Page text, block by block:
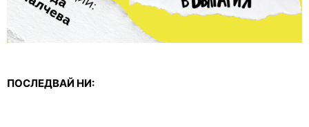
ПОСЛЕДВАЙ НИ: